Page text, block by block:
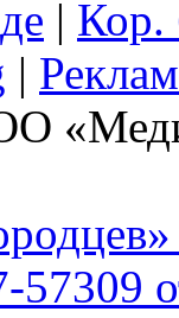
| Кор.
|